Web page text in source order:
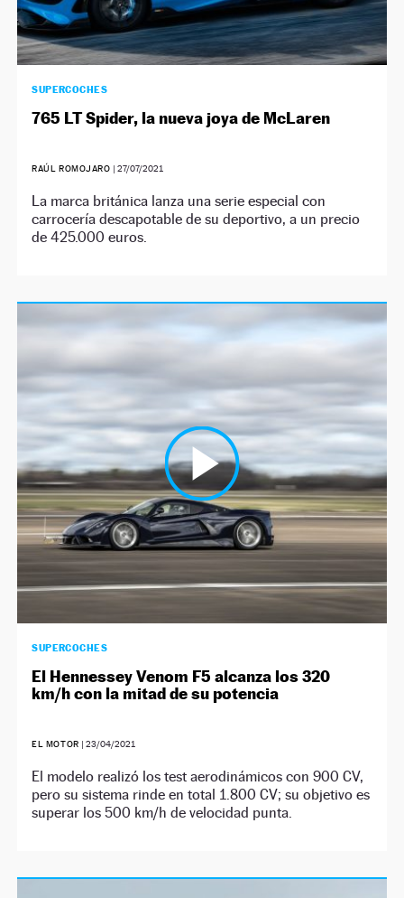
SUPERCOCHES
765 LT Spider, la nueva joya de McLaren
RAÚL ROMOJARO | 27/07/2021
La marca británica lanza una serie especial con
carrocería descapotable de su deportivo, a un precio
de 425.000 euros.
SUPERCOCHES
El Hennessey Venom F5 alcanza los 320
km/h con la mitad de su potencia
EL MOTOR | 23/04/2021
El modelo realizó los test aerodinámicos con 900 CV,
pero su sistema rinde en total 1.800 CV; su objetivo es
superar los 500 km/h de velocidad punta.